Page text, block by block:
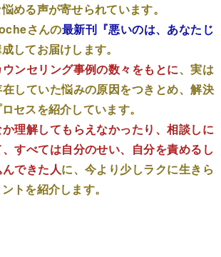
める声が寄せられています。
さんの最新刊『悪いのは、あなたじ
してお届けします。
ンセリング事例の数々をもとに、実は
していた悩みの原因をつきとめ、解決
セスを紹介しています。
理解してもらえなかったり、相談しに
すべては自分のせい、自分を責めるし
できた人に、今より少しラクに生きら
トを紹介します。